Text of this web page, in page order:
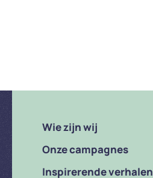
Wie zijn wij
Onze campagnes
Inspirerende verhalen